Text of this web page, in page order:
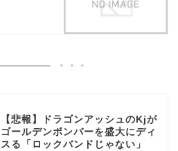
【悲報】ドラゴンアッシュのKjが
ゴールデンボンバーを盛大にディ
スる「ロックバンドじゃない」